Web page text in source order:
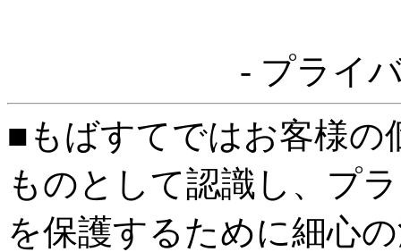
- プライ
■もばすてではお客様の
ものとして認識し、プ
を保護するために細心